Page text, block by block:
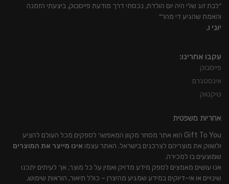
״לבת זוג שלי היה יום הולדת, נכסתי דרך מודעת פייסבוק, ביצעתי הזמנה
והאמת שהגיע די מהר״
יוני ו.
עקבו אחרינו:
פייסבוק
אינסטגרם
טיקטוק
אחריות משפטית
Gift To You הוא אתר מסחר מקוון המאפשר לספקים מכל העולם להציע
ולשווק את מוצריהם לצרכנים בישראל. האתר עצמו אינו מייצר את המוצרים
שמוצעים בו למכירה.
אנו עושים מאמצים לספק מידע מדויק ואמין על כל מוצר, אך לעיתים יתכנו
שינויים או אי-דיוקים במידע שמגיע מהיצרן – כולל תיאור, הוראות שימוש,